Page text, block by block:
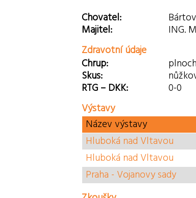
Chovatel:
Majitel:
ING.
Zdravotní údaje
Chrup:
Skus:
RTG – DKK:
0-0
Výstavy
Název výstavy
Hluboká nad Vltavou
Hluboká nad Vltavou
Praha - Vojanovy sady